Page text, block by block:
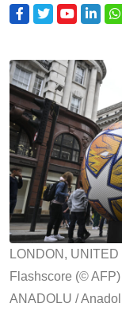
LONDON,
Flashscore (©
ANADOLU /